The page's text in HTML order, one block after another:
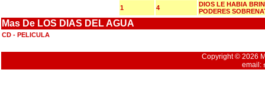
1
4
DIOS LE HABIA
PODERES
Mas De LOS DIAS DEL AGUA
CD - PELICULA
Copyright © 2026
email: